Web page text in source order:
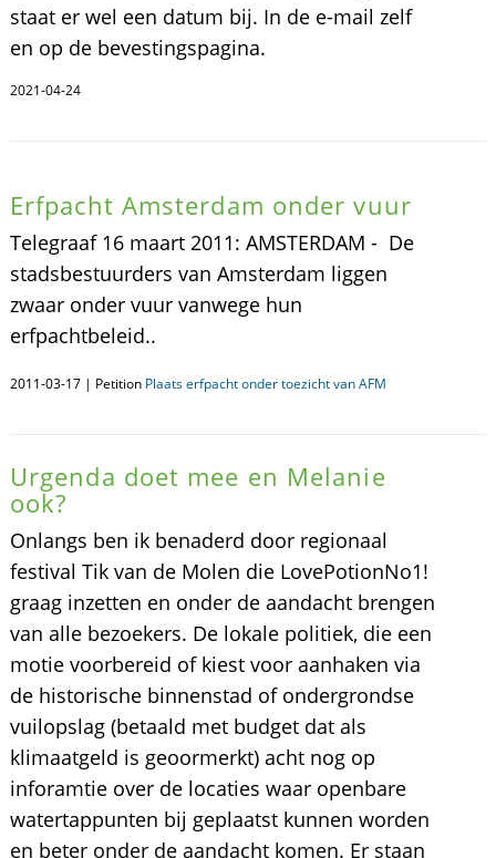
staat er wel een datum bij. In de e-mail zelf
en op de bevestingspagina.
2021-04-24
Erfpacht Amsterdam onder vuur
Telegraaf 16 maart 2011: AMSTERDAM - De
stadsbestuurders van Amsterdam liggen
zwaar onder vuur vanwege hun
erfpachtbeleid..
2011-03-17 | Petition Plaats erfpacht onder toezicht van AFM
Urgenda doet mee en Melanie
ook?
Onlangs ben ik benaderd door regionaal
festival Tik van de Molen die LovePotionNo1!
graag inzetten en onder de aandacht brengen
van alle bezoekers. De lokale politiek, die een
motie voorbereid of kiest voor aanhaken via
de historische binnenstad of ondergrondse
vuilopslag (betaald met budget dat als
klimaatgeld is geoormerkt) acht nog op
inforamtie over de locaties waar openbare
watertappunten bij geplaatst kunnen worden
en beter onder de aandacht komen. Er staan